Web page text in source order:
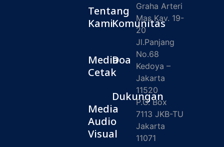
Tentang
Kami
Media
Cetak
Media
Audio
Visual
Komunitas
Doa
Dukungan
Graha Arteri
Mas Kav. 19-
20
Jl.Panjang
No.68
Kedoya –
Jakarta
11520
P.O. Box
7113 JKB-TU
Jakarta
11071